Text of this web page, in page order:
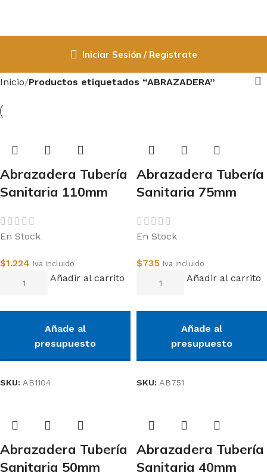
Iniciar Sesión / Registrate
Inicio Productos etiquetados “ABRAZADERA”
Abrazadera Tubería
Sanitaria 110mm
En Stock
$1.224 Iva Incluido
Añadir al carrito
Añade al
presupuesto
SKU: AB1104
Abrazadera Tubería
Sanitaria 75mm
En Stock
$735 Iva Incluido
Añadir al carrito
Añade al
presupuesto
SKU: AB751
Abrazadera Tubería
Sanitaria 50mm
Abrazadera Tubería
Sanitaria 40mm